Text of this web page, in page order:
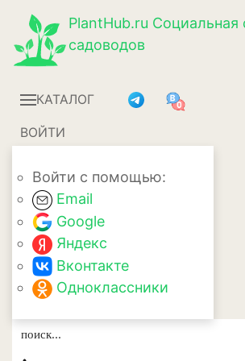
PlantHub.ru Социальная
садоводов
КАТАЛОГ
ВОЙТИ
Войти с помощью:
Email
Google
Яндекс
Вконтакте
Одноклассники